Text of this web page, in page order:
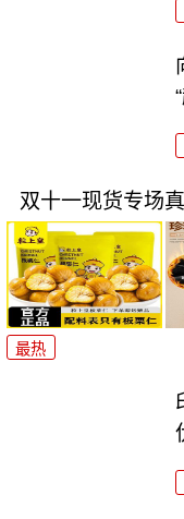
双十一现货专场
最热